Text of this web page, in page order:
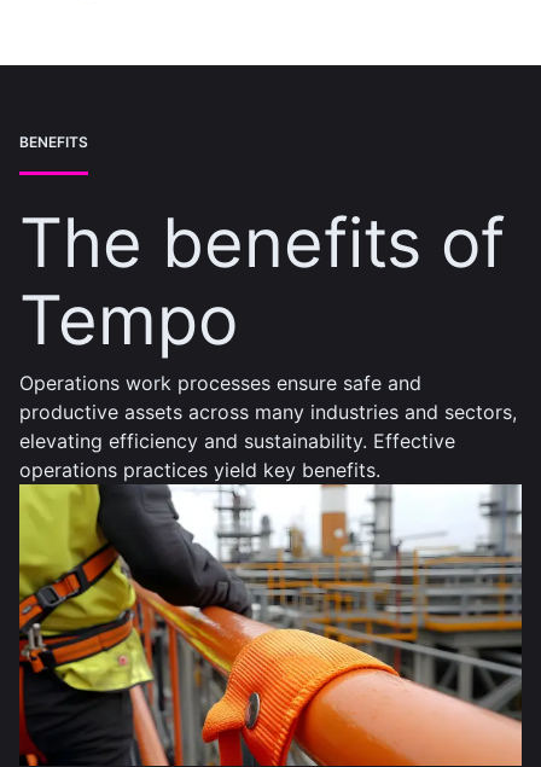
BENEFITS
The benefits of
Tempo
Operations work processes ensure safe and
productive assets across many industries and sectors,
elevating efficiency and sustainability. Effective
operations practices yield key benefits.